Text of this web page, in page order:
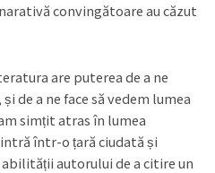
convingătoare au căzut
are puterea de a ne
de a ne face să vedem lumea
simțit atras în lumea
într-o țară ciudată și
autorului de a citire un